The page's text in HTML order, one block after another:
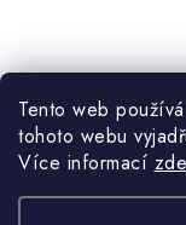
Tento web
tohoto webu
Více informací zde